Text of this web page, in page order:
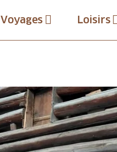
Voyages Loisirs